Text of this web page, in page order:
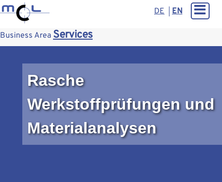
DE EN
Business Area Services
Rasche
Werkstoffprüfungen und
Materialanalysen